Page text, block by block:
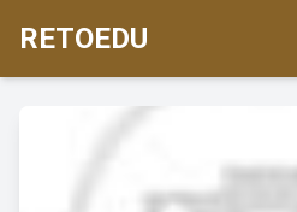
RETOEDU